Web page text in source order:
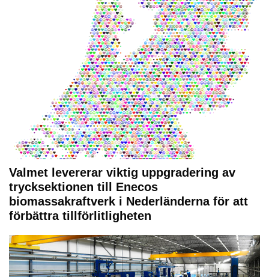
Valmet levererar viktig uppgradering av
trycksektionen till Enecos
biomassakraftverk i Nederländerna för att
förbättra tillförlitligheten